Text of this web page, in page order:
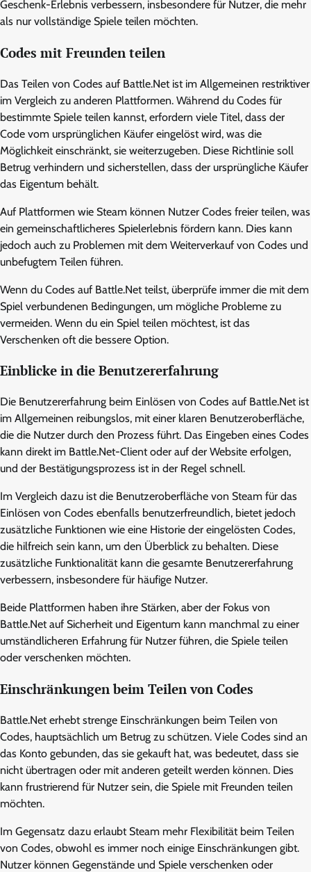
Geschenk-Erlebnis verbessern, insbesondere für Nutzer, die mehr
als nur vollständige Spiele teilen möchten.
Codes mit Freunden teilen
Das Teilen von Codes auf Battle.Net ist im Allgemeinen restriktiver
im Vergleich zu anderen Plattformen. Während du Codes für
bestimmte Spiele teilen kannst, erfordern viele Titel, dass der
Code vom ursprünglichen Käufer eingelöst wird, was die
Möglichkeit einschränkt, sie weiterzugeben. Diese Richtlinie soll
Betrug verhindern und sicherstellen, dass der ursprüngliche Käufer
das Eigentum behält.
Auf Plattformen wie Steam können Nutzer Codes freier teilen, was
ein gemeinschaftlicheres Spielerlebnis fördern kann. Dies kann
jedoch auch zu Problemen mit dem Weiterverkauf von Codes und
unbefugtem Teilen führen.
Wenn du Codes auf Battle.Net teilst, überprüfe immer die mit dem
Spiel verbundenen Bedingungen, um mögliche Probleme zu
vermeiden. Wenn du ein Spiel teilen möchtest, ist das
Verschenken oft die bessere Option.
Einblicke in die Benutzererfahrung
Die Benutzererfahrung beim Einlösen von Codes auf Battle.Net ist
im Allgemeinen reibungslos, mit einer klaren Benutzeroberfläche,
die die Nutzer durch den Prozess führt. Das Eingeben eines Codes
kann direkt im Battle.Net-Client oder auf der Website erfolgen,
und der Bestätigungsprozess ist in der Regel schnell.
Im Vergleich dazu ist die Benutzeroberfläche von Steam für das
Einlösen von Codes ebenfalls benutzerfreundlich, bietet jedoch
zusätzliche Funktionen wie eine Historie der eingelösten Codes,
die hilfreich sein kann, um den Überblick zu behalten. Diese
zusätzliche Funktionalität kann die gesamte Benutzererfahrung
verbessern, insbesondere für häufige Nutzer.
Beide Plattformen haben ihre Stärken, aber der Fokus von
Battle.Net auf Sicherheit und Eigentum kann manchmal zu einer
umständlicheren Erfahrung für Nutzer führen, die Spiele teilen
oder verschenken möchten.
Einschränkungen beim Teilen von Codes
Battle.Net erhebt strenge Einschränkungen beim Teilen von
Codes, hauptsächlich um Betrug zu schützen. Viele Codes sind an
das Konto gebunden, das sie gekauft hat, was bedeutet, dass sie
nicht übertragen oder mit anderen geteilt werden können. Dies
kann frustrierend für Nutzer sein, die Spiele mit Freunden teilen
möchten.
Im Gegensatz dazu erlaubt Steam mehr Flexibilität beim Teilen
von Codes, obwohl es immer noch einige Einschränkungen gibt.
Nutzer können Gegenstände und Spiele verschenken oder